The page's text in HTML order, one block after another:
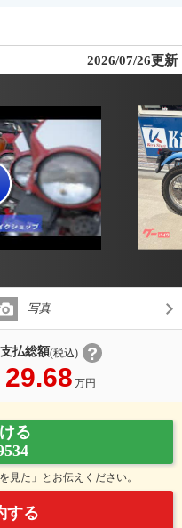
2026/07/26更新
写真
支払総額(税込)
29.68 万円
る
た」とお伝えください。
する